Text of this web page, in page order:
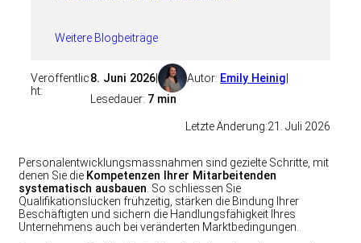
Weitere Blogbeiträge
Veröffentlic
ht:
8. Juni 2026| Autor: Emily Heinig
Lesedauer: 7 min
Letzte Änderung:21. Juli 2026
Personalentwicklungsmassnahmen sind gezielte Schritte, mit
denen Sie die Kompetenzen Ihrer Mitarbeitenden
systematisch ausbauen . So schliessen Sie
Qualifikationslücken frühzeitig, stärken die Bindung Ihrer
Beschäftigten und sichern die Handlungsfähigkeit Ihres
Unternehmens auch bei veränderten Marktbedingungen.